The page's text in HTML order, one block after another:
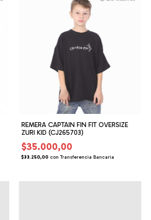
REMERA CAPTAIN FIN FIT OVERSIZE
ZURI KID (CJ265703)
$35.000,00
$33.250,00 con Transferencia Bancaria